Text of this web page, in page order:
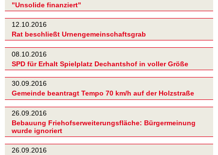
"Unsolide finanziert"
12.10.2016
Rat beschließt Urnengemeinschaftsgrab
08.10.2016
SPD für Erhalt Spielplatz Dechantshof in voller Größe
30.09.2016
Gemeinde beantragt Tempo 70 km/h auf der Holzstraße
26.09.2016
Bebauung Friehofserweiterungsfläche: Bürgermeinung
wurde ignoriert
26.09.2016